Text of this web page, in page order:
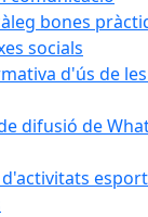
bones
socials
d'ús de
difusió de